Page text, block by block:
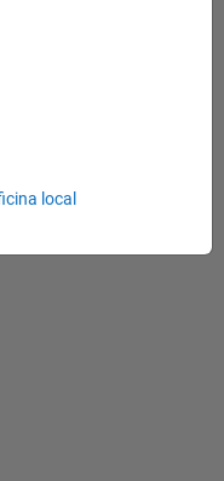
- AD & MS Entra ID
local